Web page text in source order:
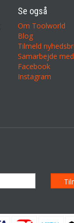
Se også
Om Toolworld
Blog
Tilmeld
Samarbejde
Facebook
Instagram